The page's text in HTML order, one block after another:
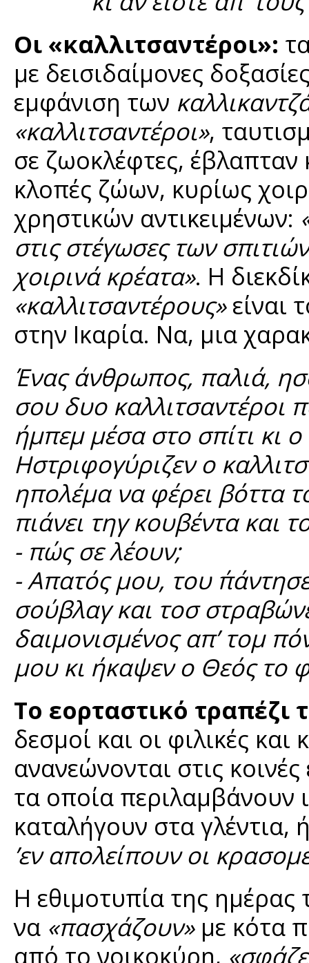
Οι «καλλιτσαντέροι»:
με δεισιδαίμονες
εμφάνιση των
«καλλιτσαντέροι»,
σε ζωοκλέφτες, έβλαπταν
κλοπές ζώων, κυρίως
χρηστικών αντικειμένων:
στις στέγωσες των
χοιρινά κρέατα». Η
«καλλιτσαντέρους»είναι
στην Ικαρία. Να, μια
Ένας άνθρωπος, παλιά,
σου δυο καλλιτσαντέροι
ήμπεμ μέσα στο σπίτι κι
Ηστριφογύριζεν ο
ηπολέμα να φέρει βόττα
πιάνει τηγ κουβέντα και
- πώς σε λέουν;
- Απατός μου, του
σούβλαγ και τοσ
δαιμονισμένος απ’ τομ
μου κι ήκαψεν ο Θεός το
Το εορταστικό τραπέζι
δεσμοί και οι φιλικές
ανανεώνονται στις
τα οποία περιλαμβάνουν
καταλήγουν στα γλέντια,
’εν απολείπουν οι
Η εθιμοτυπία της ημέρας
να «πασχάζουν»με κότα
από το νοικοκύρη,